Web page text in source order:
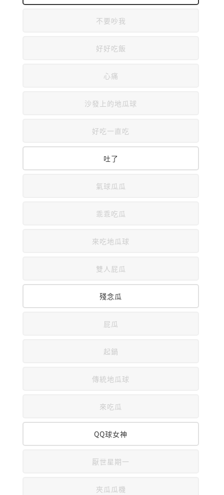
不要吵我
好好吃飯
心痛
沙發上的地瓜球
好吃一直吃
吐了
氣球瓜瓜
乖乖吃瓜
來吃地瓜球
雙人屁瓜
殘念瓜
屁瓜
起鍋
傳統地瓜球
來吃瓜
QQ球女神
厭世星期一
夾瓜瓜機